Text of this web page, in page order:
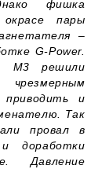
фишка
пары
–
G-Power.
М3 решили
приводить и
Так
провал в
доработки
Давление